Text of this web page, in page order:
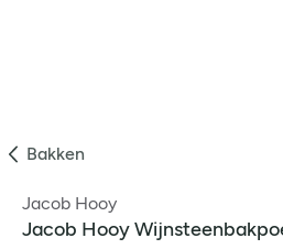
Bakken
Jacob Hooy
Jacob Hooy